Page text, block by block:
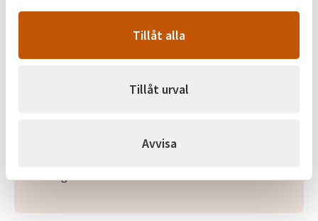
Tillåt alla
Tillåt urval
Avvisa
Kundservice telefontider under
Mellan 29 juni och 7 augusti har kundservice
12.00Fredag: 08.00–09.00 och 09.30–12.00 Från och
tillgängliga dygnet runt. Du kan till exempel
vår digitala assistent Elin. På…